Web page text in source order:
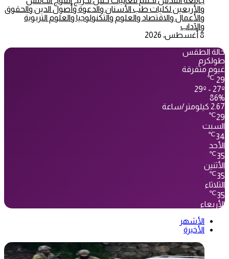
والأربعين لكليات طب الأسنان والدعوة وأصول الدين والحقوق
والأعمال والاقتصاد والعلوم والتكنولوجيا والعلوم التربوية
والآداب
8 أغسطس، 2026
حالة الطقس
طولكرم
غيوم متفرقة
29
℃
29º - 27º
86%
2.67 كيلومتر/ساعة
29
℃
السبت
34
℃
الأحد
35
℃
الأثنين
35
℃
الثلاثاء
35
℃
الأربعاء
الأشهر
الأخيرة